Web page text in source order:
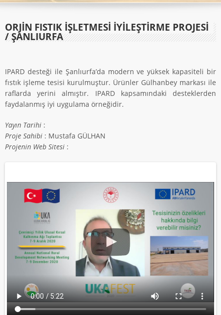
ORJIN FISTIK İŞLETMESI İYILEŞTIRME PROJESI
/ ŞANLIURFA
IPARD desteği ile Şanlıurfa’da modern ve yüksek kapasiteli bir
fıstık işleme tesisi kurulmuştur. Ürünler Gülhanbey markası ile
raflarda yerini almıştır. IPARD kapsamındaki desteklerden
faydalanmış iyi uygulama örneğidir.
Yayın Tarihi :
Proje Sahibi : Mustafa GÜLHAN
Projenin Web Sitesi :